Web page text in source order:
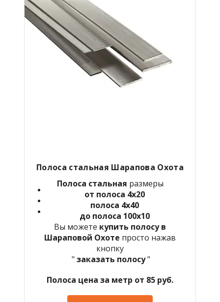
Полоса стальная Шарапова Охота
Полоса стальная размеры
от полоса 4х20
полоса 4х40
до полоса 100х10
Вы можете купить полосу в
Шараповой Охоте просто нажав
кнопку
" заказать полосу"
Полоса цена за метр от 85 руб.